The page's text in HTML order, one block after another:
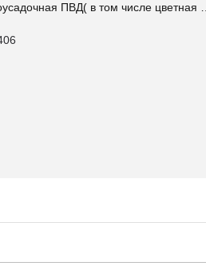
ПВД( в том числе цветная …